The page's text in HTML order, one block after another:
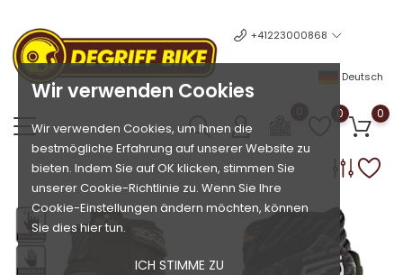
Wir verwenden Cookies
Wir verwenden Cookies, um Ihnen die
bestmögliche Erfahrung auf unserer Website zu
bieten. Indem Sie auf OK klicken, stimmen Sie
unserer Cookie-Richtlinie zu. Wenn Sie Ihre
Cookie-Einstellungen ändern möchten, können
Sie dies hier tun.
ICH STIMME ZU
+41223000868
Deutsch
0 0